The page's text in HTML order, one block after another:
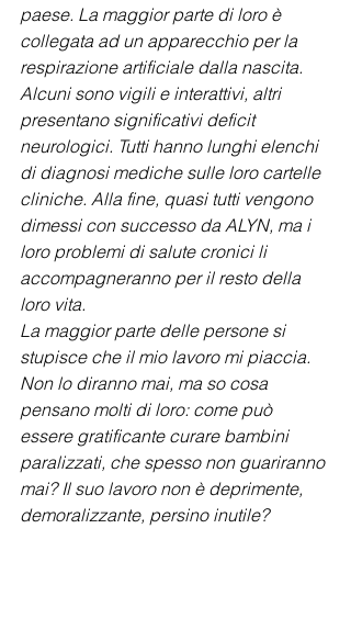
paese. La maggior parte di loro è
collegata ad un apparecchio per la
respirazione artificiale dalla nascita.
Alcuni sono vigili e interattivi, altri
presentano significativi deficit
neurologici. Tutti hanno lunghi elenchi
di diagnosi mediche sulle loro cartelle
cliniche. Alla fine, quasi tutti vengono
dimessi con successo da ALYN, ma i
loro problemi di salute cronici li
accompagneranno per il resto della
loro vita.
La maggior parte delle persone si
stupisce che il mio lavoro mi piaccia.
Non lo diranno mai, ma so cosa
pensano molti di loro: come può
essere gratificante curare bambini
paralizzati, che spesso non guariranno
mai? Il suo lavoro non è deprimente,
demoralizzante, persino inutile?